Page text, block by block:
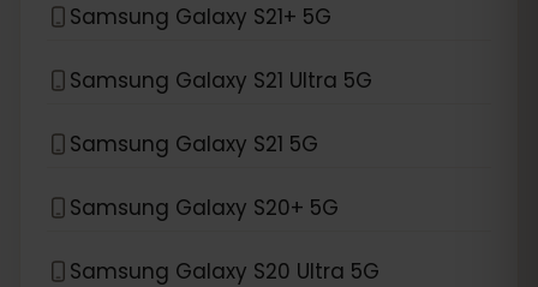
Samsung Galaxy S21+ 5G
Samsung Galaxy S21 Ultra 5G
Samsung Galaxy S21 5G
Samsung Galaxy S20+ 5G
Samsung Galaxy S20 Ultra 5G